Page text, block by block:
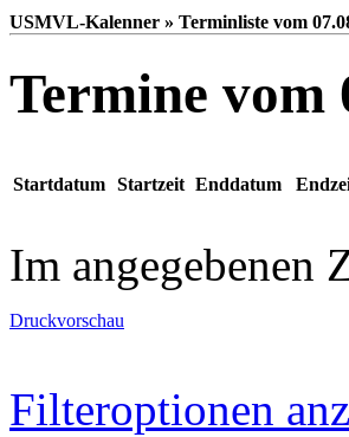
USMVL-Kalenner » Terminliste vom
Termine vom
Startdatum Startzeit Enddatum
Im angegebenen
Druckvorschau
Filteroptionen